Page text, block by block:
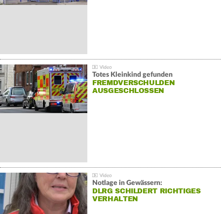
Totes Kleinkind gefunden
FREMDVERSCHULDEN
AUSGESCHLOSSEN
Notlage in Gewässern:
DLRG SCHILDERT RICHTIGES
VERHALTEN